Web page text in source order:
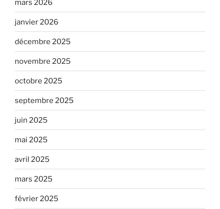
mars 2026
janvier 2026
décembre 2025
novembre 2025
octobre 2025
septembre 2025
juin 2025
mai 2025
avril 2025
mars 2025
février 2025